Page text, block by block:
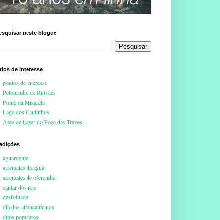
neste blogue
de interesse
pontos de interesse
Pelourinho de Ruivães
Ponte da Misarela
Lage dos Cantinhos
Área de Lazer do Poço das Traves
aguardente
arremates da agua
arremates de oferendas
cantar dos reis
desfolhada
dia dos atrancamentos
ditos populares